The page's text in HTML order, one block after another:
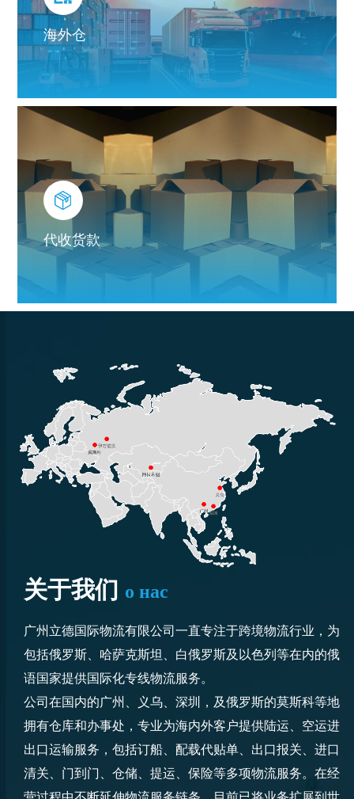
海外仓
代收货款
关于我们 о нас
广州立德国际物流有限公司一直专注于跨境物流行业，为
包括俄罗斯、哈萨克斯坦、白俄罗斯及以色列等在内的俄
语国家提供国际化专线物流服务。
公司在国内的广州、义乌、深圳，及俄罗斯的莫斯科等地
拥有仓库和办事处，专业为海内外客户提供陆运、空运进
出口运输服务，包括订船、配载代贴单、出口报关、进口
清关、门到门、仓储、提运、保险等多项物流服务。在经